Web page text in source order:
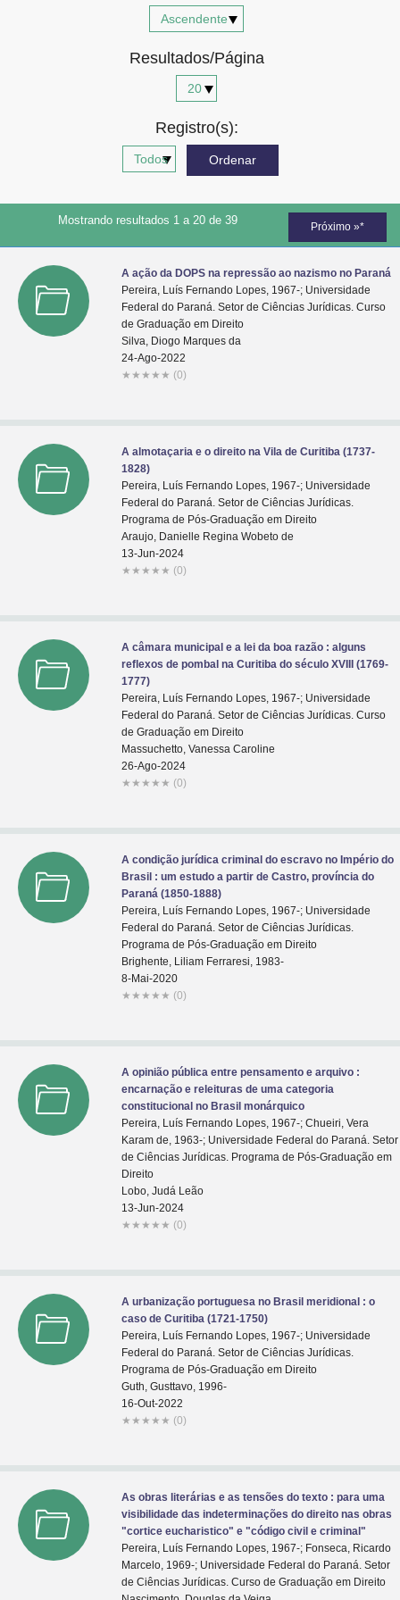
Resultados/Página
Registro(s):
Mostrando resultados 1 a 20 de 39 Próximo »*
A ação da DOPS na repressão ao nazismo no Paraná
Pereira, Luís Fernando Lopes, 1967-; Universidade
Federal do Paraná. Setor de Ciências Jurídicas. Curso
de Graduação em Direito
Silva, Diogo Marques da
24-Ago-2022
★ ★ ★ ★ ★ (0)
A almotaçaria e o direito na Vila de Curitiba (1737-
1828)
Pereira, Luís Fernando Lopes, 1967-; Universidade
Federal do Paraná. Setor de Ciências Jurídicas.
Programa de Pós-Graduação em Direito
Araujo, Danielle Regina Wobeto de
13-Jun-2024
★ ★ ★ ★ ★ (0)
A câmara municipal e a lei da boa razão : alguns
reflexos de pombal na Curitiba do século XVIII (1769-
1777)
Pereira, Luís Fernando Lopes, 1967-; Universidade
Federal do Paraná. Setor de Ciências Jurídicas. Curso
de Graduação em Direito
Massuchetto, Vanessa Caroline
26-Ago-2024
★ ★ ★ ★ ★ (0)
A condição jurídica criminal do escravo no Império do
Brasil : um estudo a partir de Castro, província do
Paraná (1850-1888)
Pereira, Luís Fernando Lopes, 1967-; Universidade
Federal do Paraná. Setor de Ciências Jurídicas.
Programa de Pós-Graduação em Direito
Brighente, Liliam Ferraresi, 1983-
8-Mai-2020
★ ★ ★ ★ ★ (0)
A opinião pública entre pensamento e arquivo :
encarnação e releituras de uma categoria
constitucional no Brasil monárquico
Pereira, Luís Fernando Lopes, 1967-; Chueiri, Vera
Karam de, 1963-; Universidade Federal do Paraná. Setor
de Ciências Jurídicas. Programa de Pós-Graduação em
Direito
Lobo, Judá Leão
13-Jun-2024
★ ★ ★ ★ ★ (0)
A urbanização portuguesa no Brasil meridional : o
caso de Curitiba (1721-1750)
Pereira, Luís Fernando Lopes, 1967-; Universidade
Federal do Paraná. Setor de Ciências Jurídicas.
Programa de Pós-Graduação em Direito
Guth, Gusttavo, 1996-
16-Out-2022
★ ★ ★ ★ ★ (0)
As obras literárias e as tensões do texto : para uma
visibilidade das indeterminações do direito nas obras
"cortice eucharistico" e "código civil e criminal"
Pereira, Luís Fernando Lopes, 1967-; Fonseca, Ricardo
Marcelo, 1969-; Universidade Federal do Paraná. Setor
de Ciências Jurídicas. Curso de Graduação em Direito